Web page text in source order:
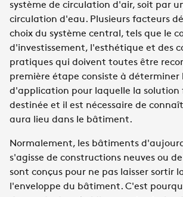
système de circulation d'air, soit par
circulation d'eau. Plusieurs facteurs
choix du système central, tels que le
d'investissement, l'esthétique et des
pratiques qui doivent toutes être
première étape consiste à déterminer
d'application pour laquelle la solution
destinée et il est nécessaire de
aura lieu dans le bâtiment.
Normalement, les bâtiments
s'agisse de constructions neuves ou
sont conçus pour ne pas laisser sortir
l'enveloppe du bâtiment. C'est